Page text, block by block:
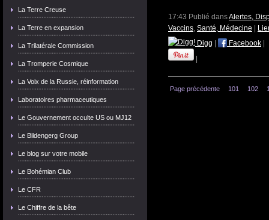
La Terre Creuse
La Terre en expansion
La Trilatérale Commission
La Tromperie Cosmique
La Voix de la Russie, réinformation
Laboratoires pharmaceutiques
Le Gouvernement occulte US ou MJ12
Le Bildengerg Group
Le blog sur votre mobile
Le Bohémian Club
Le CFR
Le Chiffre de la bête
17:43 Publié dansAlertes,
Vaccins, Santé, Médecine
Digg
Facebook
Page précédente 101 102